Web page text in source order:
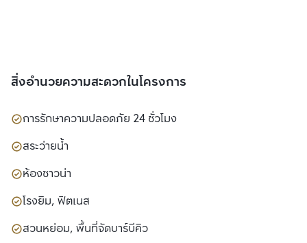
สิ่งอำนวยความสะดวกในโครงการ
การรักษาความปลอดภัย 24 ชั่วโมง
สระว่ายน้ำ
ห้องซาวน่า
โรงยิม, ฟิตเนส
สวนหย่อม, พื้นที่จัดบาร์บีคิว